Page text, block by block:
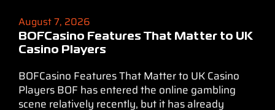
August 7, 2026
BOFCasino Features That Matter to UK
Casino Players
BOFCasino Features That Matter to UK Casino
Players BOF has entered the online gambling
scene relatively recently, but it has already